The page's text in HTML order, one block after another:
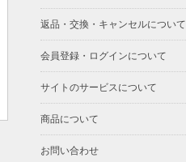
返品・交換・キャンセルについて
会員登録・ログインについて
サイトのサービスについて
商品について
お問い合わせ